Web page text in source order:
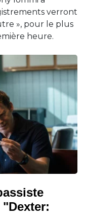
verront
», pour le plus
heure.